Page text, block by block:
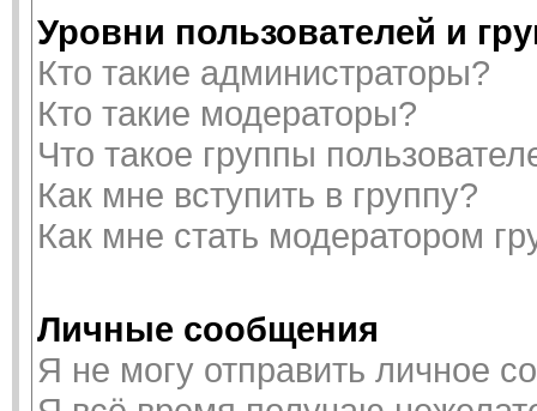
Уровни пользователей и
Кто такие администраторы?
Кто такие модераторы?
Что такое группы
Как мне вступить в группу?
Как мне стать модератором
Личные сообщения
Я не могу отправить личное